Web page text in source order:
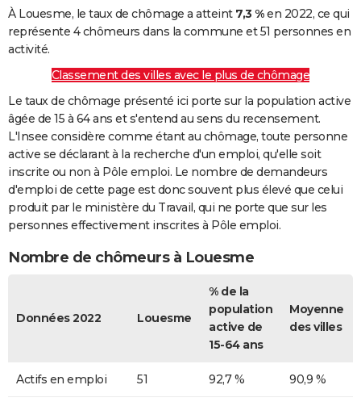
À Louesme, le taux de chômage a atteint 7,3 %en 2022, ce qui
représente 4 chômeurs dans la commune et 51 personnes en
activité.
Classement des villes avec le plus de chômage
Le taux de chômage présenté ici porte sur la population active
âgée de 15 à 64 ans et s'entend au sens du recensement.
L'Insee considère comme étant au chômage, toute personne
active se déclarant à la recherche d'un emploi, qu'elle soit
inscrite ou non à Pôle emploi. Le nombre de demandeurs
d'emploi de cette page est donc souvent plus élevé que celui
produit par le ministère du Travail, qui ne porte que sur les
personnes effectivement inscrites à Pôle emploi.
Nombre de chômeurs à Louesme
Données 2022 Louesme
% de la
population
active de
15-64 ans
Moyenne
des villes
Actifs en emploi 51 92,7 % 90,9 %